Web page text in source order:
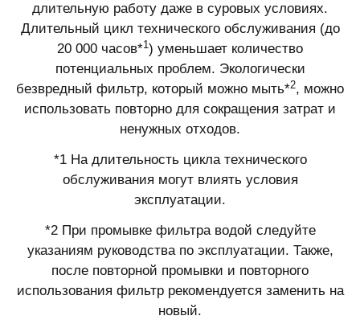
длительную работу даже в суровых условиях.
Длительный цикл технического обслуживания (до
20 000 часов*1) уменьшает количество
потенциальных проблем. Экологически
безвредный фильтр, который можно мыть*2, можно
использовать повторно для сокращения затрат и
ненужных отходов.
*1 На длительность цикла технического
обслуживания могут влиять условия
эксплуатации.
*2 При промывке фильтра водой следуйте
указаниям руководства по эксплуатации. Также,
после повторной промывки и повторного
использования фильтр рекомендуется заменить на
новый.